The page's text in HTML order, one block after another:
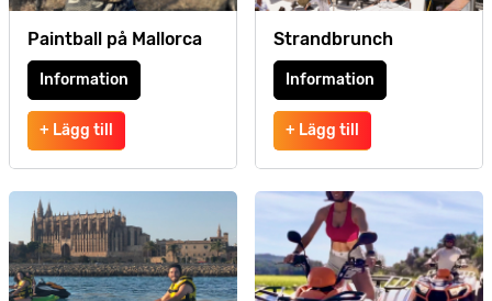
Paintball på Mallorca
Information
+ Lägg till
Strandbrunch
Information
+ Lägg till